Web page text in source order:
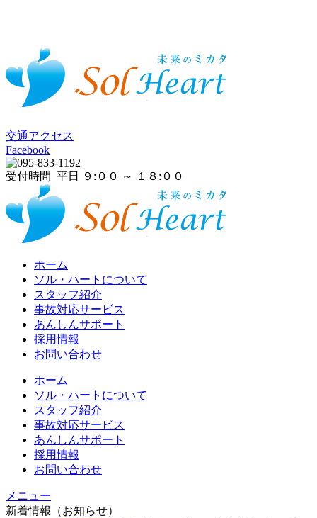
交通アクセス
Facebook
受付時間 平日 ９:００ ～ １８:００
ホーム
ソル・ハートについて
スタッフ紹介
事故対応サービス
あんしんサポート
採用情報
お問い合わせ
ホーム
ソル・ハートについて
スタッフ紹介
事故対応サービス
あんしんサポート
採用情報
お問い合わせ
メニュー
新着情報（お知らせ）